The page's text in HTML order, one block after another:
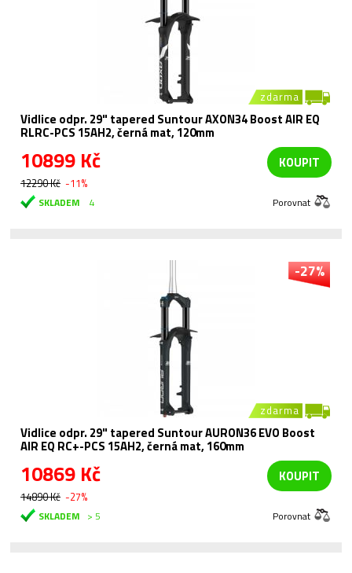
zdarma
Vidlice odpr. 29" tapered Suntour AXON34 Boost AIR EQ
RLRC-PCS 15AH2, černá mat, 120mm
10899 Kč
12290 Kč -11%
KOUPIT
SKLADEM 4 Porovnat
-27%
zdarma
Vidlice odpr. 29" tapered Suntour AURON36 EVO Boost
AIR EQ RC+-PCS 15AH2, černá mat, 160mm
10869 Kč
14890 Kč -27%
KOUPIT
SKLADEM > 5 Porovnat